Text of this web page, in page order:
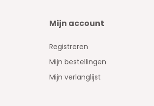
Mijn account
Registreren
Mijn bestellingen
Mijn verlanglijst